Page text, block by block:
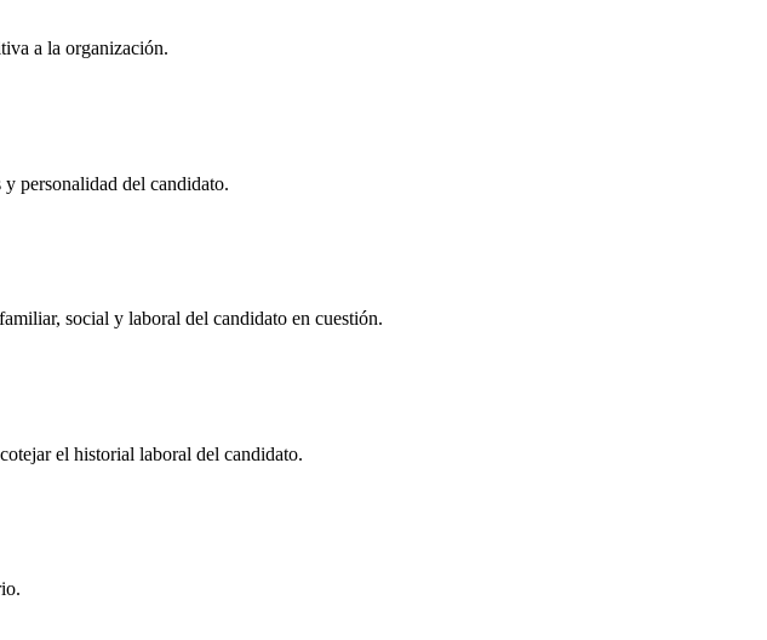
a la organización.
personalidad del candidato.
social y laboral del candidato en cuestión.
el historial laboral del candidato.